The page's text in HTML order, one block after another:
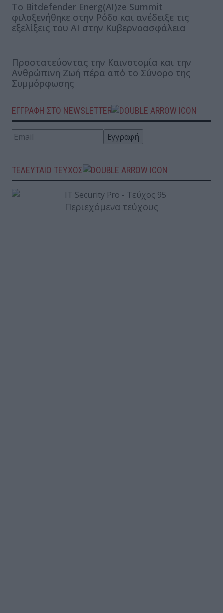
Το Bitdefender Energ(AI)ze Summit
φιλοξενήθηκε στην Ρόδο και ανέδειξε τις
εξελίξεις του ΑΙ στην Κυβερνοασφάλεια
Προστατεύοντας την Καινοτομία και την
Ανθρώπινη Ζωή πέρα από το Σύνορο της
Συμμόρφωσης
ΕΓΓΡΑΦΗ ΣΤΟ NEWSLETTER
ΤΕΛΕΥΤΑΙΟ ΤΕΥΧΟΣ
Περιεχόμενα τεύχους